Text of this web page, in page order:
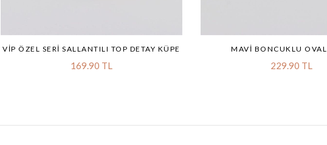
VİP ÖZEL SERI SALLANTILI TOP DETAY KÜPE
169.90 TL
MAVI BONCUKLU
229.90 TL